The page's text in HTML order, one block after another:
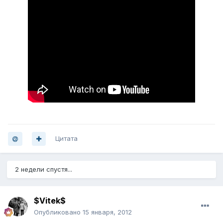
Цитата
2 недели спустя...
$Vitek$
Опубликовано 15 января, 2012